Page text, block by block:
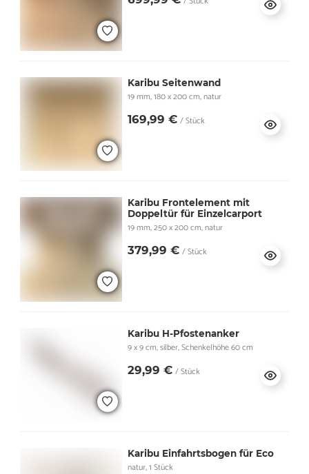
Karibu Seitenwand
19 mm, 180 x 200 cm, natur
169,99 € / Stück
Karibu Frontelement mit
Doppeltür für Einzelcarport
19 mm, 250 x 200 cm, natur
379,99 € / Stück
Karibu H-Pfostenanker
9 x 9 cm, silber, Schenkelhöhe 60 cm
29,99 € / Stück
Karibu Einfahrtsbogen für Eco
natur, 1 Stück